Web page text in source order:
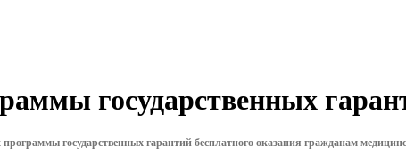
государственных
государственных гарантий бесплатного оказания гражданам